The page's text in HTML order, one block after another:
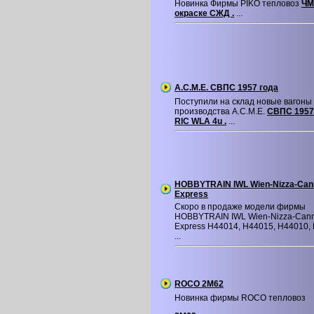
Новинка Фирмы PIKO тепловоз
окраске СЖД . ...
A.C.M.E. СВПС 1957 года
Поступили на склад новые
производства A.C.M.E. СВПС 1957
RIC WLA 4u . ...
HOBBYTRAIN IWL Wien-Nizza-
Express
Скоро в продаже модели фирмы
HOBBYTRAIN IWL Wien-Nizza-
Express H44014, H44015, H44010,
...
ROCO 2M62
Новинка фирмы ROCO тепловоз